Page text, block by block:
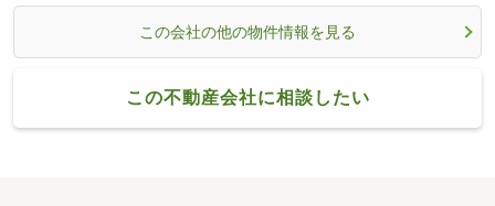
この会社の他の物件情報を見る
この不動産会社に相談したい